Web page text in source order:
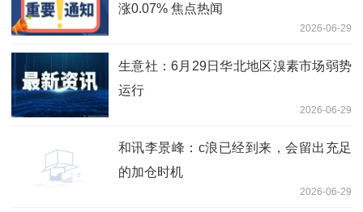
涨0.07% 焦点热闻
2026-06-29
生意社：6月29日华北地区溴素市场弱势
运行
2026-06-29
和讯李景峰：c浪已经到来，会留出充足
的加仓时机
2026-06-29